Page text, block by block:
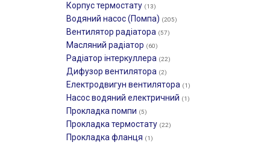
Корпус термостату (13)
Водяний насос (Помпа) (205)
Вентилятор радіатора (57)
Масляний радіатор (60)
Радіатор інтеркуллера (22)
Дифузор вентилятора (2)
Електродвигун вентилятора (1)
Насос водяний електричний (1)
Прокладка помпи (5)
Прокладка термостату (22)
Прокладка фланця (1)